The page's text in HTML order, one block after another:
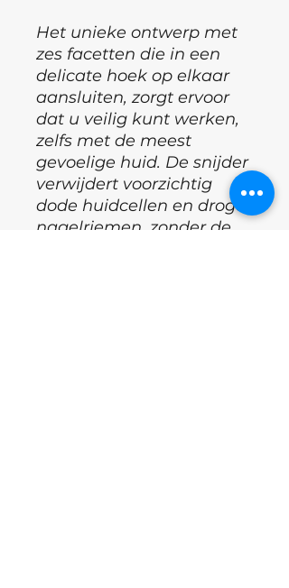
Het unieke ontwerp met
zes facetten die in een
delicate hoek op elkaar
aansluiten, zorgt ervoor
dat u veilig kunt werken,
zelfs met de meest
gevoelige huid. De snijder
verwijdert voorzichtig
dode huidcellen en droge
nagelriemen, zonder de